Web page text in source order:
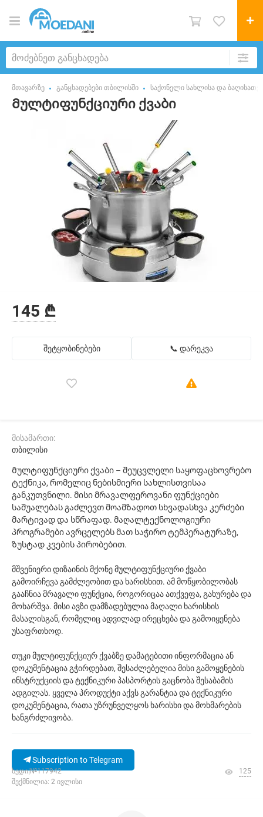
მთავარზე განცხადებები თბილისში საქონელი სახლისა და
Მულტიფუნქციური ქვაბი
145 ₾
შეტყობინებები 📞 დარეკვა
მისამართი:
თბილისი
Მულტიფუნქციური ქვაბი – შეუცვლელი საყოფაცხოვრებო
ტექნიკა, რომელიც ნებისმიერი სახლისთვისაა
განკუთვნილი. მისი მრავალფეროვანი ფუნქციები
საშუალებას გაძლევთ მოამზადოთ სხვადასხვა კერძები
მარტივად და სწრაფად. მაღალტექნოლოგიური
პროგრამები ავრცელებს მათ საჭირო ტემპერატურაზე,
ზუსტად კვების პირობებით.
მშვენიერი დიზაინის მქონე მულტიფუნქციური ქვაბი
გამოირჩევა გამძლეობით და ხარისხით. ამ მოწყობილობას
გააჩნია მრავალი ფუნქცია, როგორიცაა ათქვეფა, გახურება და
მოხარშვა. მისი ავზი დამზადებულია მაღალი ხარისხის
მასალისგან, რომელიც ადვილად ირეცხება და გამოიყენება
უსაფრთხოდ.
თუკი მულტიფუნქციურ ქვაბზე დამატებითი ინფორმაცია ან
დოკუმენტაცია გჭირდებათ, შესაძლებელია მისი გამოყენების
ინსტრუქციის და ტექნიკური პასპორტის გაცნობა შესაბამის
ადგილას. ყველა პროდუქტი აქვს გარანტია და ტექნიკური
დოკუმენტაცია, რათა უზრუნველყოს ხარისხი და მოხმარების
ხანგრძლივობა.
Subscription to Telegram
ხედი|№117942
შექმნილია: 2 ივლისი
125